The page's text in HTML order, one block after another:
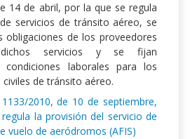
14 de abril, por la que se regula
servicios de tránsito aéreo, se
obligaciones de los proveedores
servicios y se fijan
condiciones laborales para los
de tránsito aéreo.
2010, de 10 de septiembre,
la provisión del servicio de
vuelo de aeródromos (AFIS)